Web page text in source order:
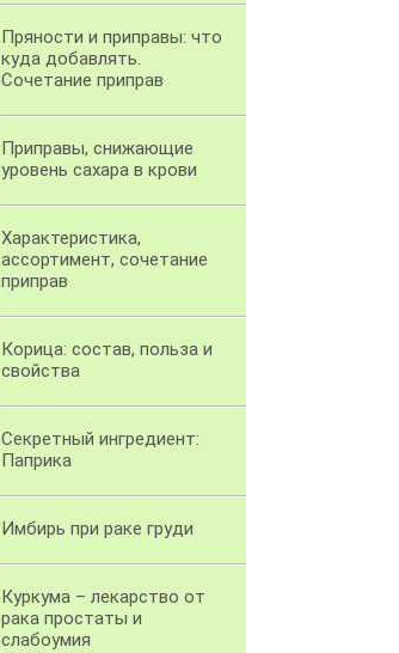
Пряности и приправы: что
куда добавлять.
Сочетание приправ
Приправы, снижающие
уровень сахара в крови
Характеристика,
ассортимент, сочетание
приправ
Корица: состав, польза и
свойства
Секретный ингредиент:
Паприка
Имбирь при раке груди
Куркума – лекарство от
рака простаты и
слабоумия